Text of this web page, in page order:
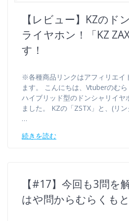
【レビュー】KZのド
ライヤホン！「KZ
す！
※各種商品リンクはアフィリエイ
ます。 こんにちは、Vtuberのむ
ハイブリッド型のドンシャリイヤ
ました。 KZの「ZSTX」と、(リ
…
続きを読む
【#17】今回も3問を
はや問からむらくもと